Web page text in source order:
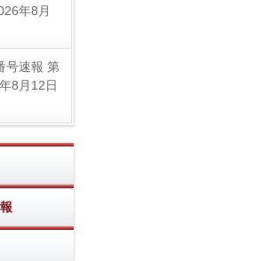
年8月
号速報 第
8月12日